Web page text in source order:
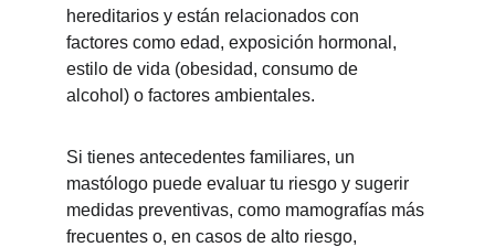
hereditarios y están relacionados con
factores como edad, exposición hormonal,
estilo de vida (obesidad, consumo de
alcohol) o factores ambientales.
Si tienes antecedentes familiares, un
mastólogo puede evaluar tu riesgo y sugerir
medidas preventivas, como mamografías más
frecuentes o, en casos de alto riesgo,